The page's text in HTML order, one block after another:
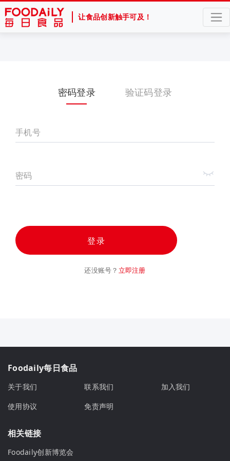
让食品创新触手可及！
密码登录 验证码登录
手机号
密码
登录
还没账号？ 立即注册
Foodaily每日食品
关于我们 联系我们
加入我们
使用协议
免责声明
相关链接
Foodaily创新博览会